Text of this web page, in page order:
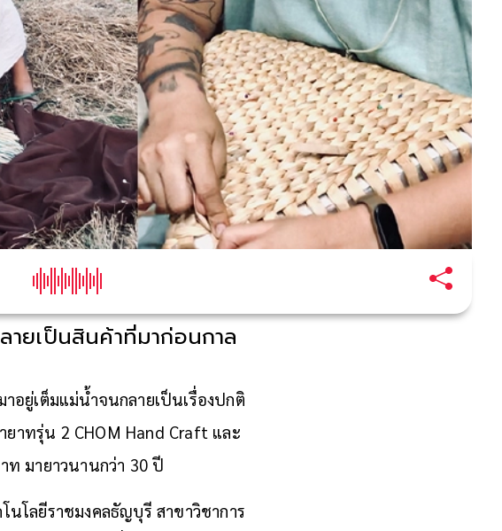
ยเป็นสินค้าที่มาก่อนกาล
อยู่เต็มแม่น้ำจนกลายเป็นเรื่องปกติ
าทรุ่น 2 CHOM Hand Craft และ
ท มายาวนานกว่า 30 ปี
นโลยีราชมงคลธัญบุรี สาขาวิชาการ